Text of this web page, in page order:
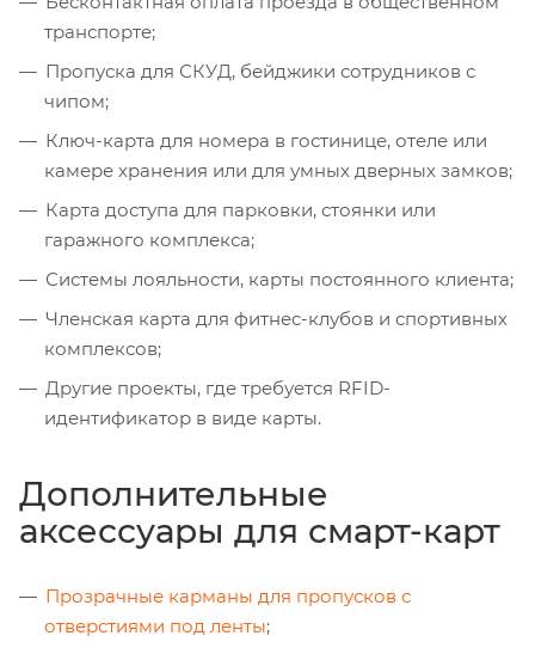
транспорте;
Пропуска для СКУД, бейджики сотрудников с
чипом;
Ключ-карта для номера в гостинице, отеле или
камере хранения или для умных дверных замков;
Карта доступа для парковки, стоянки или
гаражного комплекса;
Системы лояльности, карты постоянного клиента;
Членская карта для фитнес-клубов и спортивных
комплексов;
Другие проекты, где требуется RFID-
идентификатор в виде карты.
Дополнительные
аксессуары для смарт-карт
Прозрачные карманы для пропусков с
отверстиями под ленты;